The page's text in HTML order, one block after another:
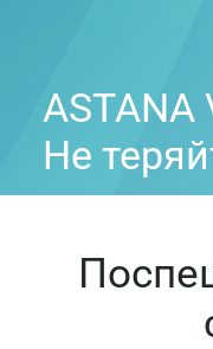
ASTANA
Не
самых